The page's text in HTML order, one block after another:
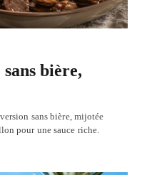
bière,
sans bière, mijotée
pour une sauce riche.